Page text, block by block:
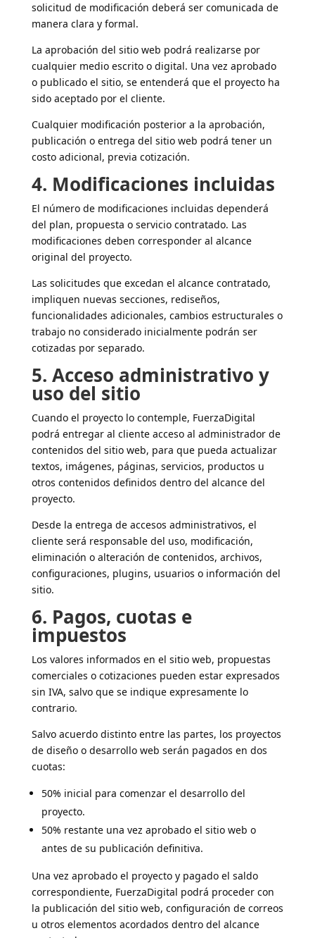
solicitud de modificación deberá ser comunicada de
manera clara y formal.
La aprobación del sitio web podrá realizarse por
cualquier medio escrito o digital. Una vez aprobado
o publicado el sitio, se entenderá que el proyecto ha
sido aceptado por el cliente.
Cualquier modificación posterior a la aprobación,
publicación o entrega del sitio web podrá tener un
costo adicional, previa cotización.
4. Modificaciones incluidas
El número de modificaciones incluidas dependerá
del plan, propuesta o servicio contratado. Las
modificaciones deben corresponder al alcance
original del proyecto.
Las solicitudes que excedan el alcance contratado,
impliquen nuevas secciones, rediseños,
funcionalidades adicionales, cambios estructurales o
trabajo no considerado inicialmente podrán ser
cotizadas por separado.
5. Acceso administrativo y
uso del sitio
Cuando el proyecto lo contemple, FuerzaDigital
podrá entregar al cliente acceso al administrador de
contenidos del sitio web, para que pueda actualizar
textos, imágenes, páginas, servicios, productos u
otros contenidos definidos dentro del alcance del
proyecto.
Desde la entrega de accesos administrativos, el
cliente será responsable del uso, modificación,
eliminación o alteración de contenidos, archivos,
configuraciones, plugins, usuarios o información del
sitio.
6. Pagos, cuotas e
impuestos
Los valores informados en el sitio web, propuestas
comerciales o cotizaciones pueden estar expresados
sin IVA, salvo que se indique expresamente lo
contrario.
Salvo acuerdo distinto entre las partes, los proyectos
de diseño o desarrollo web serán pagados en dos
cuotas:
50% inicial para comenzar el desarrollo del
proyecto.
50% restante una vez aprobado el sitio web o
antes de su publicación definitiva.
Una vez aprobado el proyecto y pagado el saldo
correspondiente, FuerzaDigital podrá proceder con
la publicación del sitio web, configuración de correos
u otros elementos acordados dentro del alcance